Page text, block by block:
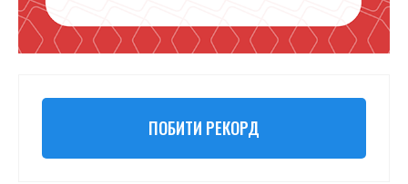
ПОБИТИ РЕКОРД